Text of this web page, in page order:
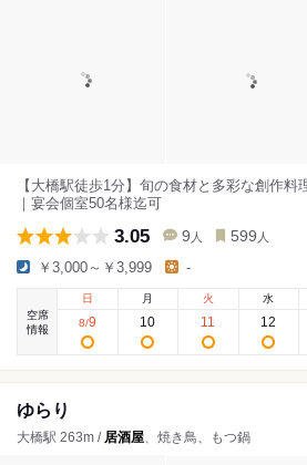
【大橋駅徒歩1分】旬の食材と多彩な創作
｜宴会個室50名様迄可
3.05 9 人 599 人
￥3,000～￥3,999 -
空席
情報
日
8/9
月
10
火
11
水
12
ゆらり
大橋駅 263m / 居酒屋、焼き鳥、もつ鍋